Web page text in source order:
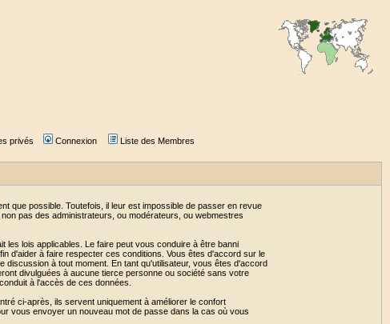
privés Connexion Liste des Membres
que possible. Toutefois, il leur est impossible de passer en revue
pas des administrateurs, ou modérateurs, ou webmestres
lois applicables. Le faire peut vous conduire à être banni
d'aider à faire respecter ces conditions. Vous êtes d'accord sur le
discussion à tout moment. En tant qu'utilisateur, vous êtes d'accord
divulguées à aucune tierce personne ou société sans votre
à l'accès de ces données.
ci-après, ils servent uniquement à améliorer le confort
vous envoyer un nouveau mot de passe dans la cas où vous